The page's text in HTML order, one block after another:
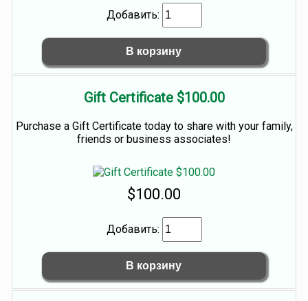
Добавить:
Gift Certificate $100.00
Purchase a Gift Certificate today to share with your family,
friends or business associates!
$100.00
Добавить: